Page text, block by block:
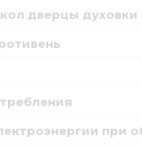
дверцы духовки
при